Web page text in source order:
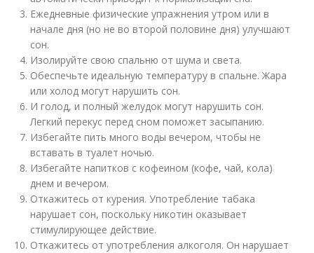
Ежедневные физические упражнения утром или в
начале дня (но не во второй половине дня) улучшают
сон.
Изолируйте свою спальню от шума и света.
Обеспечьте идеальную температуру в спальне. Жара
или холод могут нарушить сон.
И голод, и полный желудок могут нарушить сон.
Легкий перекус перед сном поможет засыпанию.
Избегайте пить много воды вечером, чтобы не
вставать в туалет ночью.
Избегайте напитков с кофеином (кофе, чай, кола)
днем и вечером.
Откажитесь от курения. Употребление табака
нарушает сон, поскольку никотин оказывает
стимулирующее действие.
Откажитесь от употребления алкоголя. Он нарушает